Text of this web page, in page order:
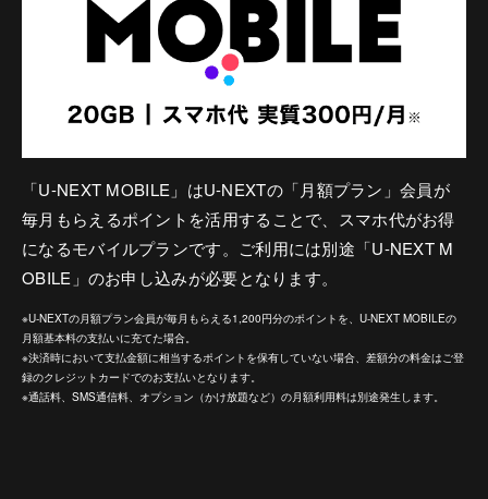
「U-NEXT MOBILE」はU-NEXTの「月額プラン」会員が
毎月もらえるポイントを活用することで、スマホ代がお得
になるモバイルプランです。ご利用には別途「U-NEXT M
OBILE」のお申し込みが必要となります。
※U-NEXTの月額プラン会員が毎月もらえる1,200円分のポイントを、U-NEXT MOBILEの
月額基本料の支払いに充てた場合。
※決済時において支払金額に相当するポイントを保有していない場合、差額分の料金はご登
録のクレジットカードでのお支払いとなります。
※通話料、SMS通信料、オプション（かけ放題など）の月額利用料は別途発生します。